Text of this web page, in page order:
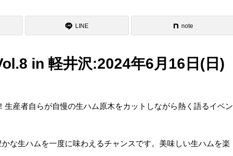
LINE note
in 軽井沢:2024年6月16日(日)
産者自らが自慢の生ハム原木をカットしながら熱く語るイベン
な生ハムを一度に味わえるチャンスです。美味しい生ハムを楽